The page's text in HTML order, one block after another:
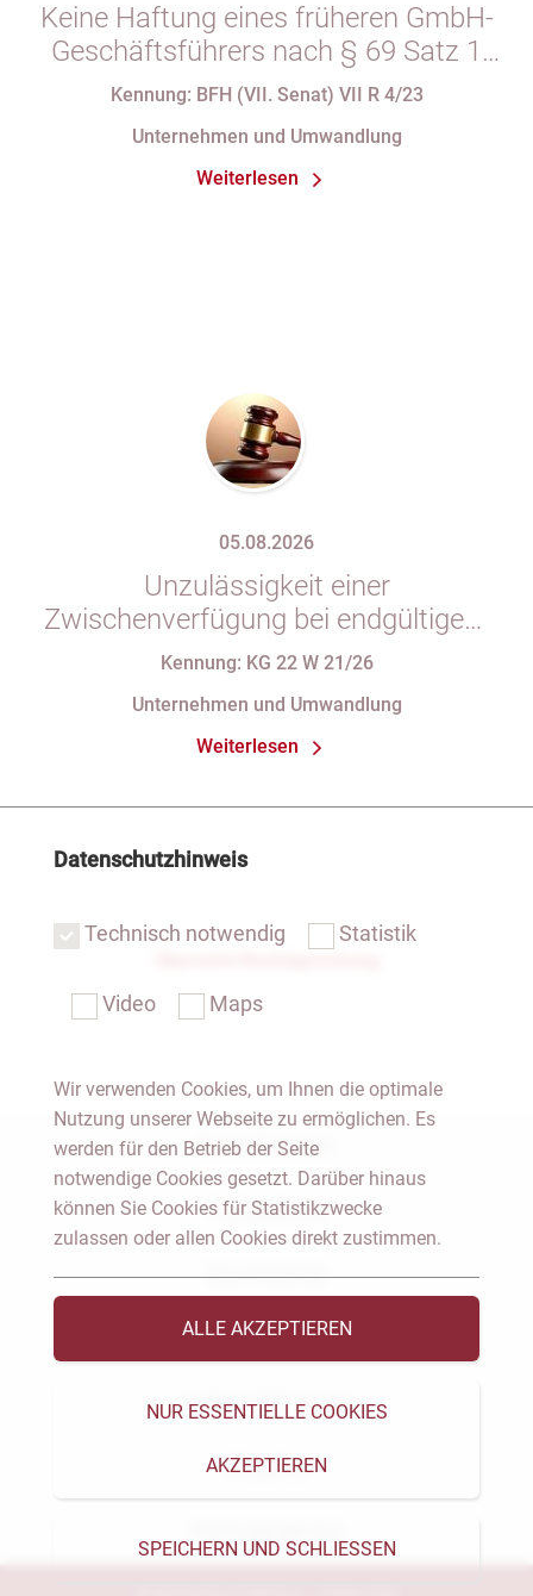
Keine Haftung eines früheren GmbH-
Geschäftsführers nach § 69 Satz 1
i.V.m. § 34 Abs. 1 AO nach Verlust
Eintragung im Handelsregister
Kennung: BFH (VII. Senat) VII R 4/23
Unternehmen und Umwandlung
Weiterlesen
05.08.2026
Unzulässigkeit einer
Zwischenverfügung bei endgültigem
Eintragungshindernis und
einer eGbR im Gesellschaftsregister
Kennung: KG 22 W 21/26
Unternehmen und Umwandlung
Weiterlesen
Notar Dresden
Fachgebiete
Das Notariat
Vorträge & Veröffentlichungen
Videos & Podcast
Aktuelles
Datenschutzhinweis
Technisch notwendig Statistik
Video Maps
Wir verwenden Cookies, um Ihnen die optimale
Nutzung unserer Webseite zu ermöglichen. Es
werden für den Betrieb der Seite
notwendige Cookies gesetzt. Darüber hinaus
können Sie Cookies für Statistikzwecke
zulassen oder allen Cookies direkt zustimmen.
ALLE AKZEPTIEREN
NUR ESSENTIELLE COOKIES
AKZEPTIEREN
SPEICHERN UND SCHLIESSEN